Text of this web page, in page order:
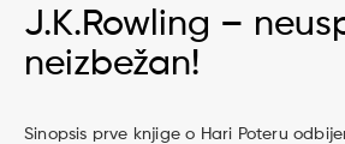
J.K.Rowling –
neizbežan!
Sinopsis prve knjige o Hari Poteru